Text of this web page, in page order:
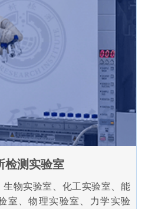
检测实验室
物实验室、化工实验室、能
室、物理实验室、力学实验